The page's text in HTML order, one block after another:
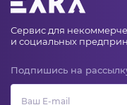
Сервис для
и социальных
Подпишись на